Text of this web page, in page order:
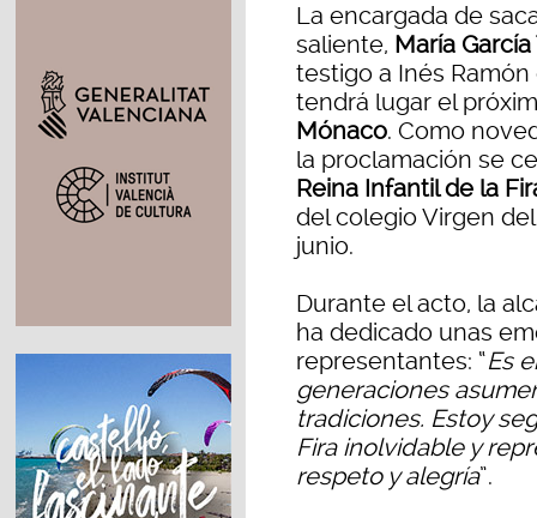
La encargada de
saliente, María García
testigo a Inés
tendrá lugar el
Mónaco. Como
la proclamación se
Reina Infantil de la
del colegio Virgen
junio.
Durante el acto, la
ha dedicado unas
representantes: “Es
generaciones
tradiciones. Estoy
Fira inolvidable y
respeto y alegría”.